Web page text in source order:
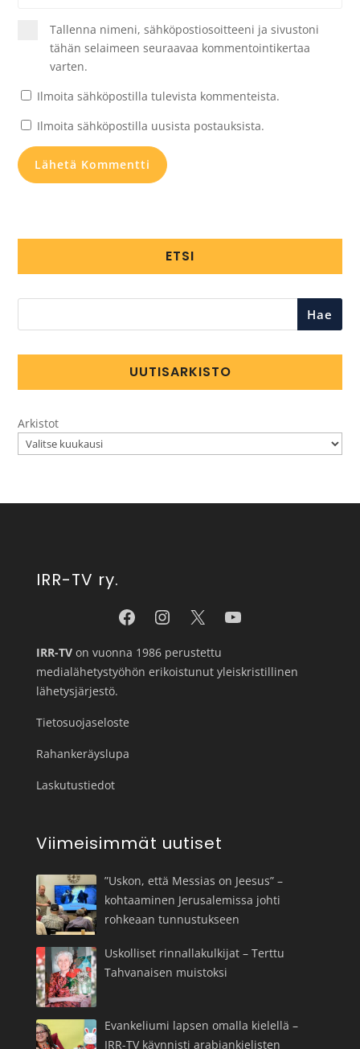
Tallenna nimeni, sähköpostiosoitteeni ja sivustoni
tähän selaimeen seuraavaa kommentointikertaa
varten.
Ilmoita sähköpostilla tulevista kommenteista.
Ilmoita sähköpostilla uusista postauksista.
ETSI
Hae
UUTISARKISTO
Arkistot
IRR-TV ry.
IRR-TVon vuonna 1986 perustettu
medialähetystyöhön erikoistunut yleiskristillinen
lähetysjärjestö.
Tietosuojaseloste
Rahankeräyslupa
Laskutustiedot
Viimeisimmät uutiset
”Uskon, että Messias on Jeesus” –
kohtaaminen Jerusalemissa johti
rohkeaan tunnustukseen
Uskolliset rinnallakulkijat – Terttu
Tahvanaisen muistoksi
Evankeliumi lapsen omalla kielellä –
IRR-TV käynnisti arabiankielisten